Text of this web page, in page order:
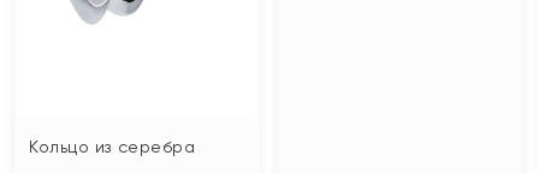
Кольцо из серебра